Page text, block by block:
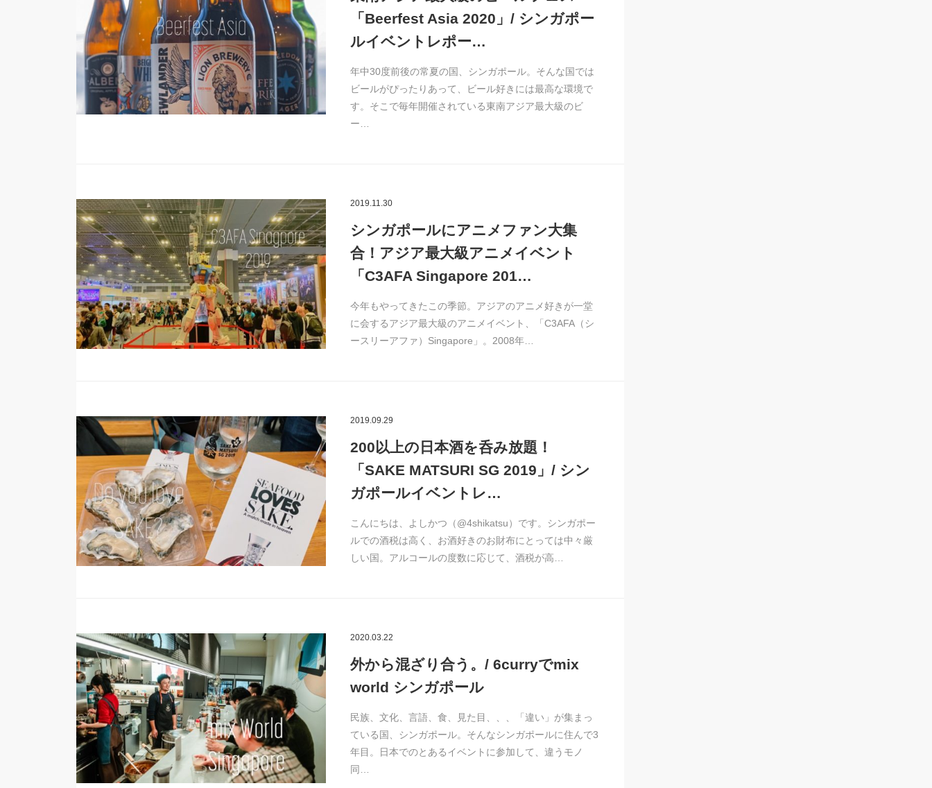
「Beerfest Asia 2020」/ シンガポー
ルイベントレポー…
年中30度前後の常夏の国、シンガポール。そんな国では
ビールがぴったりあって、ビール好きには最高な環境で
す。そこで毎年開催されている東南アジア最大級のビ
ー…
2019.11.30
シンガポールにアニメファン大集
合！アジア最大級アニメイベント
「C3AFA Singapore 201…
今年もやってきたこの季節。アジアのアニメ好きが一堂
に会するアジア最大級のアニメイベント、「C3AFA（シ
ースリーアファ）Singapore」。2008年…
2019.09.29
200以上の日本酒を呑み放題！
「SAKE MATSURI SG 2019」/ シン
ガポールイベントレ…
こんにちは、よしかつ（@4shikatsu）です。シンガポー
ルでの酒税は高く、お酒好きのお財布にとっては中々厳
しい国。アルコールの度数に応じて、酒税が高…
2020.03.22
外から混ざり合う。/ 6curryでmix
world シンガポール
民族、文化、言語、食、見た目、、、「違い」が集まっ
ている国、シンガポール。そんなシンガポールに住んで3
年目。日本でのとあるイベントに参加して、違うモノ
同…